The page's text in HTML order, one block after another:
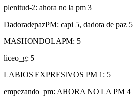
plenitud-2: ahora no la pm 3
DadoradepazPM: capi 5, dadora de paz 5
MASHONDOLAPM: 5
liceo_g: 5
LABIOS EXPRESIVOS PM 1: 5
empezando_pm: AHORA NO LA PM 4